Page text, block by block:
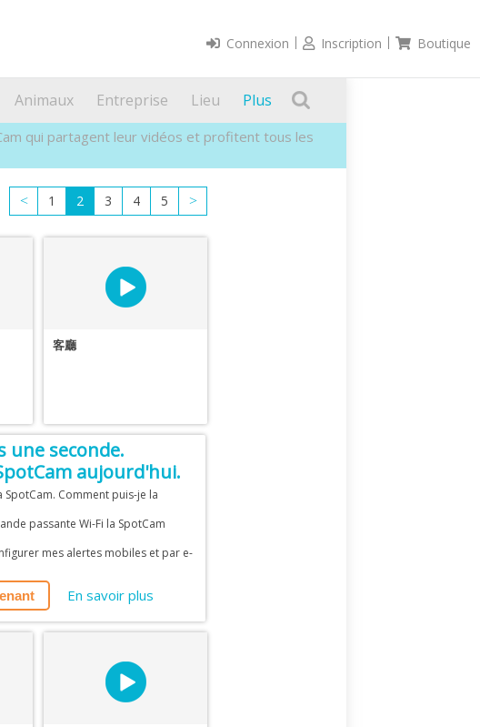
Connexion Inscription Boutique
Animaux Entreprise Lieu Plus
qui partagent leur vidéos et profitent tous les
< 1 2 3 4 5 >
客廳
une seconde.
aujourd'hui.
SpotCam. Comment puis-je la
passante Wi-Fi la SpotCam
mes alertes mobiles et par e-
En savoir plus